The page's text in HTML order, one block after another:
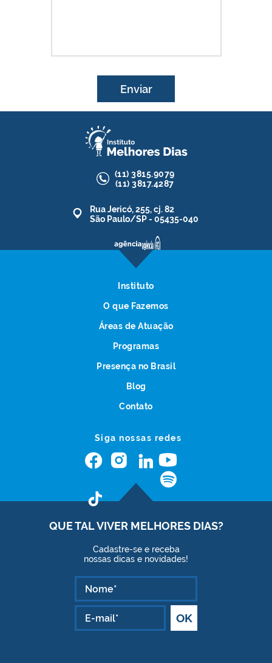
(11) 3815.9079
(11) 3817.4287
Rua Jericó, 255, cj. 82
São Paulo/SP - 05435-040
Instituto
O que Fazemos
Áreas de Atuação
Programas
Presença no Brasil
Blog
Contato
Siga nossas redes
QUE TAL VIVER MELHORES DIAS?
Cadastre-se e receba
nossas dicas e novidades!